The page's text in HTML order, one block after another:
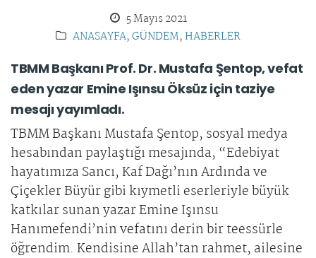
5 Mayıs 2021
ANASAYFA,GÜNDEM,HABERLER
TBMM Başkanı Prof. Dr. Mustafa Şentop, vefat
eden yazar Emine Işınsu Öksüz için taziye
mesajı yayımladı.
TBMM Başkanı Mustafa Şentop, sosyal medya
hesabından paylaştığı mesajında, “Edebiyat
hayatımıza Sancı, Kaf Dağı’nın Ardında ve
Çiçekler Büyür gibi kıymetli eserleriyle büyük
katkılar sunan yazar Emine Işınsu
Hanımefendi’nin vefatını derin bir teessürle
öğrendim. Kendisine Allah’tan rahmet, ailesine